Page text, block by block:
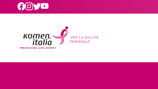
Skip to main content